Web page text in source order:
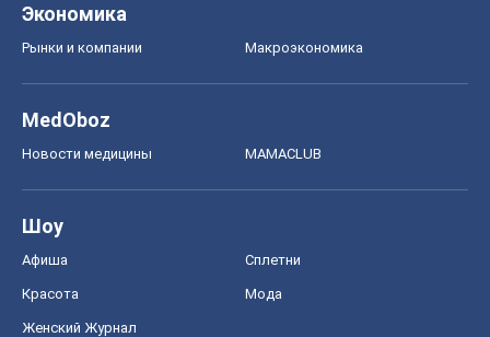
Экономика
Рынки и компании Mакроэкономика
MedOboz
Новости медицины MAMACLUB
Шоу
Афиша Сплетни
Красота Мода
Женский Журнал